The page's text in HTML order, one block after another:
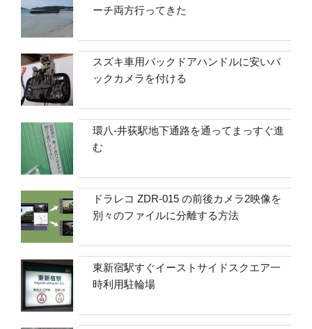
ーチ両方行ってきた
スズキ車用バックドアハンドルに安いバ
ックカメラを付ける
環八-井荻駅地下通路を通ってまっすぐ進
む
ドラレコ ZDR-015 の前後カメラ2映像を
別々のファイルに分離する方法
東新宿駅すぐイーストサイドスクエア一
時利用駐輪場